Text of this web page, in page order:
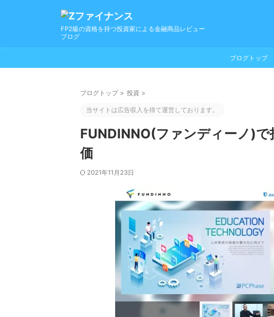
FP2級の資格を持つ投資家による金融商品レビュー
ブログ
ブログトップ
ブログトップ > 投資 >
当サイトは広告収入を得て運営しております。
FUNDINNO(ファンディーノ)
価
2021年11月23日